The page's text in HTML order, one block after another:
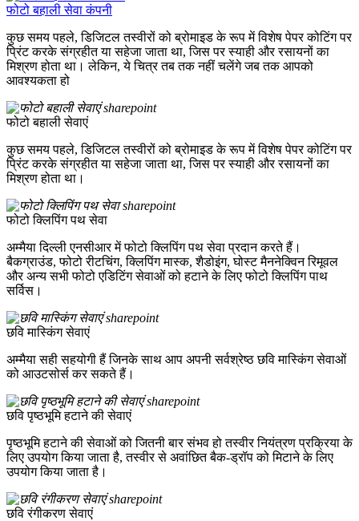
फोटो बहाली सेवा कंपनी
कुछ समय पहले, डिजिटल तस्वीरों को ब्रोमाइड के रूप में विशेष पेपर कोटिंग पर
प्रिंट करके संग्रहीत या सहेजा जाता था, जिस पर स्याही और रसायनों का
मिश्रण होता था। लेकिन, ये चित्र तब तक नहीं चलेंगे जब तक आपको
आवश्यकता हो
फोटो बहाली सेवाएं
कुछ समय पहले, डिजिटल तस्वीरों को ब्रोमाइड के रूप में विशेष पेपर कोटिंग पर
प्रिंट करके संग्रहीत या सहेजा जाता था, जिस पर स्याही और रसायनों का
मिश्रण होता था।
फोटो क्लिपिंग पथ सेवा
अम्मैया दिल्ली एनसीआर में फोटो क्लिपिंग पथ सेवा प्रदान करते हैं।
बैकग्राउंड, फोटो रीटचिंग, क्लिपिंग मास्क, शैडोइंग, घोस्ट मैननेक्विन रिमूवल
और अन्य सभी फोटो एडिटिंग सेवाओं को हटाने के लिए फोटो क्लिपिंग पाथ
सर्विस।
छवि मास्किंग सेवाएं
अम्मैया सही सहयोगी हैं जिनके साथ आप अपनी सर्वश्रेष्ठ छवि मास्किंग सेवाओं
को आउटसोर्स कर सकते हैं।
छवि पृष्ठभूमि हटाने की सेवाएं
पृष्ठभूमि हटाने की सेवाओं को जितनी बार संभव हो तस्वीर नियंत्रण प्रक्रिया के
लिए उपयोग किया जाता है, तस्वीर से अवांछित बैक-ड्रॉप को मिटाने के लिए
उपयोग किया जाता है।
छवि रंगीकरण सेवाएं